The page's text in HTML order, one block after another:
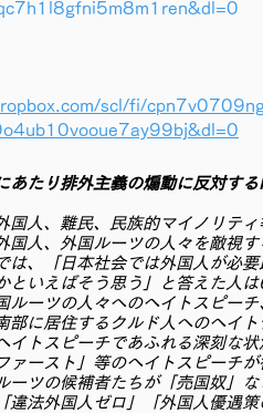
scl/fi/
あたり排外主義の煽動に反対す
国人、難民、民族的マイノリテ
国人、外国ルーツの人々を敵視
は、「日本社会では外国人が必
といえばそう思う」と答えた人
ルーツの人々へのヘイトスピー
部に居住するクルド人へのヘイ
イトスピーチであふれる深刻な
ァースト」等のヘイトスピーチ
ーツの候補者たちが「売国奴」
違法外国人ゼロ」「外国人優遇